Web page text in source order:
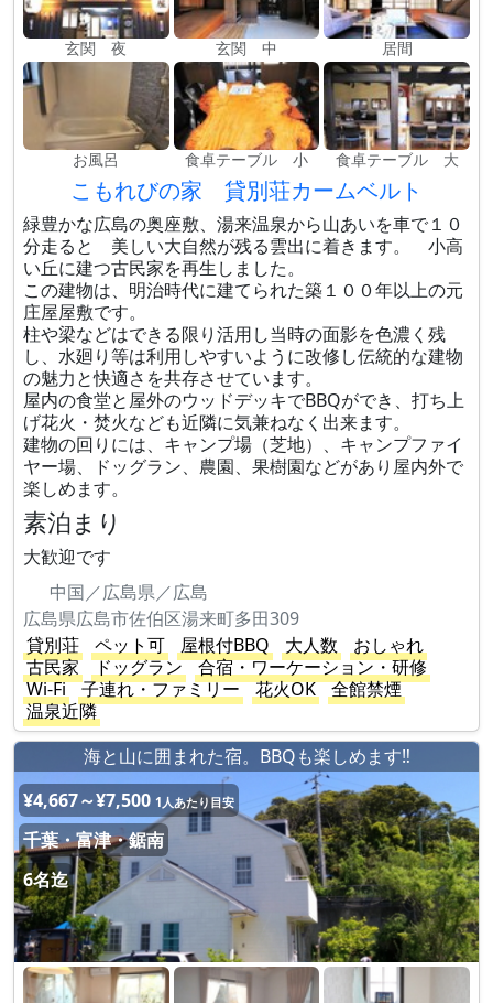
玄関 夜 玄関 中 居間
お風呂 食卓テーブル 小 食卓テーブル 大
こもれびの家 貸別荘カームベルト
緑豊かな広島の奥座敷、湯来温泉から山あいを車で１０
分走ると 美しい大自然が残る雲出に着きます。 小高
い丘に建つ古民家を再生しました。
この建物は、明治時代に建てられた築１００年以上の元
庄屋屋敷です。
柱や梁などはできる限り活用し当時の面影を色濃く残
し、水廻り等は利用しやすいように改修し伝統的な建物
の魅力と快適さを共存させています。
屋内の食堂と屋外のウッドデッキでBBQができ、打ち上
げ花火・焚火なども近隣に気兼ねなく出来ます。
建物の回りには、キャンプ場（芝地）、キャンプファイ
ヤー場、ドッグラン、農園、果樹園などがあり屋内外で
楽しめます。
素泊まり
大歓迎です
中国／広島県／広島
広島県広島市佐伯区湯来町多田309
貸別荘
ペット可 屋根付BBQ 大人数
おしゃれ
古民家
ドッグラン
合宿・ワーケーション・研修
Wi-Fi
子連れ・ファミリー 花火OK
全館禁煙
温泉近隣
海と山に囲まれた宿。BBQも楽しめます‼
¥4,667～¥7,500 1人あたり目安
千葉・富津・鋸南
6名迄